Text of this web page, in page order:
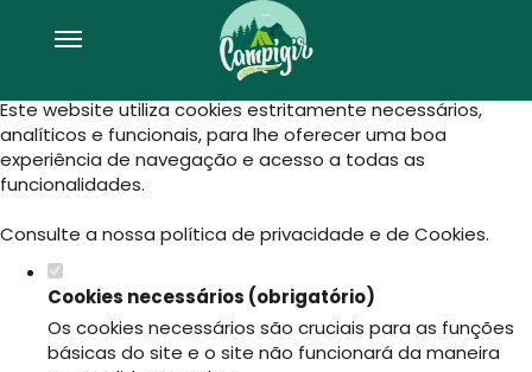
Defina as suas preferências de
cookies para este website.
Este website utiliza cookies estritamente necessários,
analíticos e funcionais, para lhe oferecer uma boa
experiência de navegação e acesso a todas as
funcionalidades.
Consulte a nossa política de privacidade e de Cookies.
Cookies necessários (obrigatório)
Os cookies necessários são cruciais para as funções
básicas do site e o site não funcionará da maneira